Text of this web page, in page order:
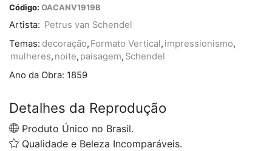
Código: OACANV1919B
Artista: Petrus van Schendel
Temas: decoração, Formato Vertical, impressionismo,
mulheres, noite, paisagem, Schendel
Ano da Obra: 1859
Detalhes da Reprodução
Produto Único no Brasil.
Qualidade e Beleza Incomparáveis.